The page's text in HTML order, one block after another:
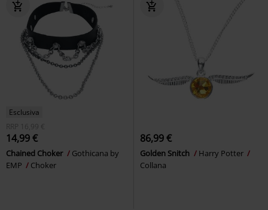
Esclusiva
RRP
16,99 €
14,99 €
Chained Choker
Gothicana by
EMP
Choker
86,99 €
Golden Snitch
Harry Potter
Collana